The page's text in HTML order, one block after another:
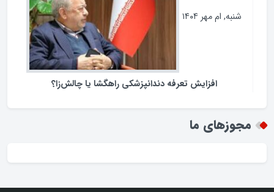
افزایش تعرفه دندانپزشکی راهگشا یا چالش‌زا؟